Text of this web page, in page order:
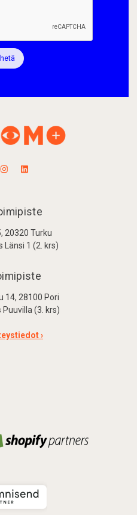
20320 Turku
Länsi 1 (2. krs)
14, 28100 Pori
Puuvilla (3. krs)
›